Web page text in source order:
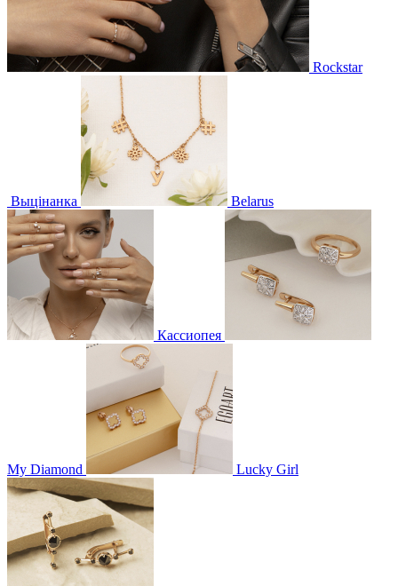
Rockstar
Выцінанка Belarus
Кассиопея
My Diamond Lucky Girl